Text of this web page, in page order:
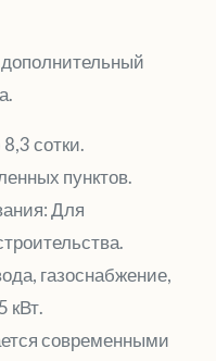
сотки.
пунктов.
Для
газоснабжение,
кВт.
современными